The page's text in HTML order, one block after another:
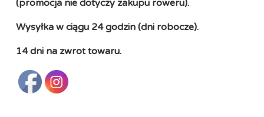
(promocja nie dotyczy zakupu roweru).
Wysyłka w ciągu 24 godzin (dni robocze).
14 dni na zwrot towaru.